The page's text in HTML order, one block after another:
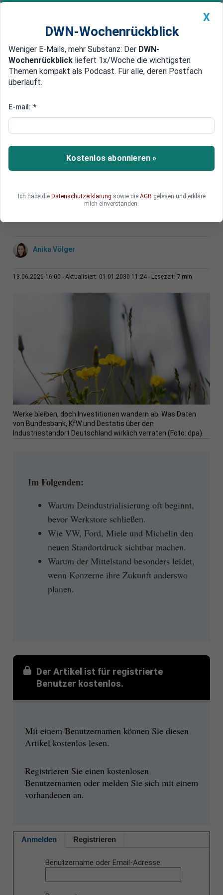
Newsticker MEIN DWN: Geldanlage Premium
Edelmetalle DWN-Magazin China
Wandert die Industrie ab? Fakten
Die Industrie verschwindet nicht über Nacht.
Gefährlicher ist, was leiser passiert:
Investitionen entstehen anderswo, Produktlinien
Mittelstand kann genau das zur eigentlichen
Standortkrise werden.
Anika Völger
13.06.2026 16:00 Aktualisiert: 01.01.2030 11:24 Lesezeit: 7 min
Werke bleiben, doch Investitionen wandern ab. Was Daten
von Bundesbank, KfW und Destatis über den
Industriestandort Deutschland wirklich verraten (Foto: dpa).
Im Folgenden:
Warum Deindustrialisierung oft beginnt,
bevor Werkstore schließen.
Wie VW, Ford, Miele und Michelin den
neuen Standortdruck sichtbar machen.
Warum der Mittelstand besonders leidet,
wenn Konzerne ihre Zukunft anderswo
planen.
Der Artikel ist für registrierte
Benutzer kostenlos.
Mit einem Benutzernamen können Sie diesen
Artikel kostenlos lesen.
Registrieren Sie einen kostenlosen
Benutzernamen oder melden Sie sich mit einem
vorhandenen an.
Anmelden Registrieren
Benutzername oder Email-Adresse
X
DWN-Wochenrückblick
Weniger E-Mails, mehr Substanz: Der DWN-
Wochenrückblick liefert 1x/Woche die wichtigsten
Themen kompakt als Podcast. Für alle, deren Postfach
überläuft.
E-mail: *
Kostenlos abonnieren »
Ich habe die Datenschutzerklärung sowie die AGB gelesen und erkläre
mich einverstanden.